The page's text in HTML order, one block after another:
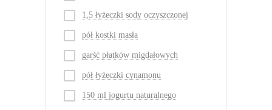
1,5 łyżeczki sody oczyszczonej
pół kostki masła
garść płatków migdałowych
pół łyżeczki cynamonu
150 ml jogurtu naturalnego